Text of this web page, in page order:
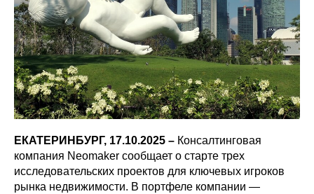
ЕКАТЕРИНБУРГ, 17.10.2025 – Консалтинговая
компания Neomaker сообщает о старте трех
исследовательских проектов для ключевых игроков
рынка недвижимости. В портфеле компании —